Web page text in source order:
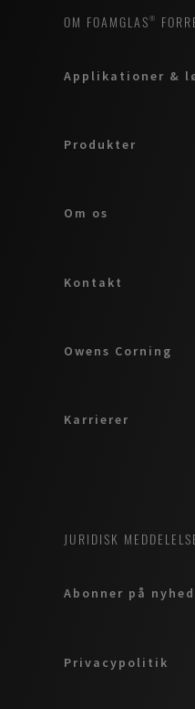
OM FOAMGLAS®
Applikationer &
Produkter
Om os
Kontakt
Owens Corning
Karrierer
JURIDISK
Abonner på
Privacypolitik